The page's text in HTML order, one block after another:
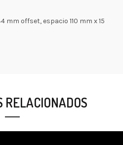
mm offset, espacio 110 mm x 15
RELACIONADOS